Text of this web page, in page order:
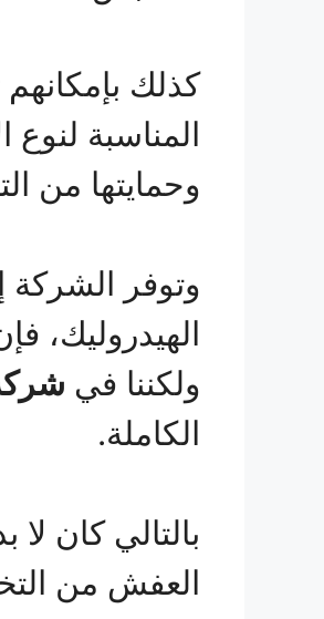
كذلك بإمكانهم
المناسبة
وحمايتها من
وتوفر الشركة
الهيدروليك،
ولكننا في
الكاملة.
بالتالي كان
العفش من